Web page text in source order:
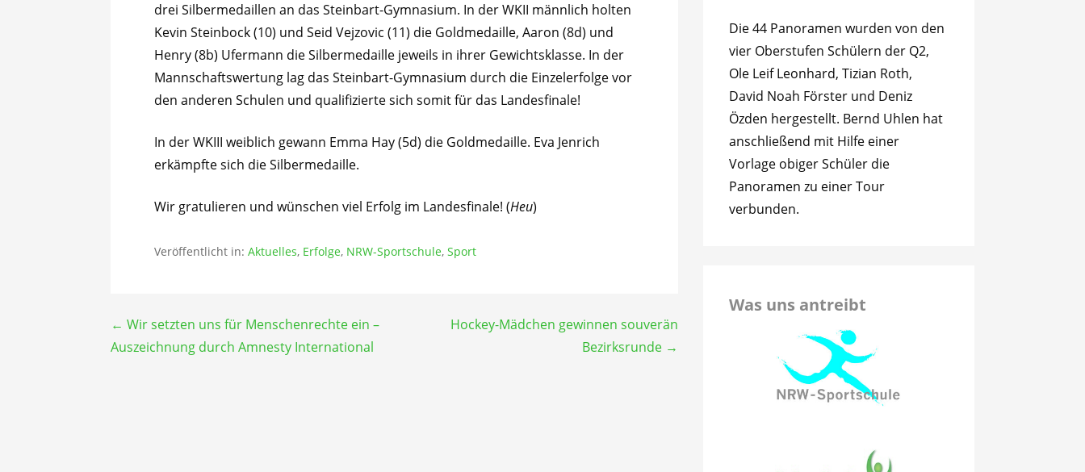
drei Silbermedaillen an das Steinbart-Gymnasium. In der WKII männlich holten
Kevin Steinbock (10) und Seid Vejzovic (11) die Goldmedaille, Aaron (8d) und
Henry (8b) Ufermann die Silbermedaille jeweils in ihrer Gewichtsklasse. In der
Mannschaftswertung lag das Steinbart-Gymnasium durch die Einzelerfolge vor
den anderen Schulen und qualifizierte sich somit für das Landesfinale!
In der WKIII weiblich gewann Emma Hay (5d) die Goldmedaille. Eva Jenrich
erkämpfte sich die Silbermedaille.
Wir gratulieren und wünschen viel Erfolg im Landesfinale! (Heu)
Veröffentlicht in:Aktuelles, Erfolge, NRW-Sportschule,Sport
Beitragsnavigation
← Wir setzten uns für Menschenrechte ein –
Auszeichnung durch Amnesty International
Hockey-Mädchen gewinnen souverän
Bezirksrunde →
Die 44 Panoramen wurden von den
vier Oberstufen Schülern der Q2,
Ole Leif Leonhard, Tizian Roth,
David Noah Förster und Deniz
Özden hergestellt. Bernd Uhlen hat
anschließend mit Hilfe einer
Vorlage obiger Schüler die
Panoramen zu einer Tour
verbunden.
Was uns antreibt